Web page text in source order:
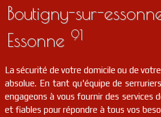
serrurier 91 Le plessis-pâté FR 91220
91 Palaiseau
Boutigny-sur-
Essonne 91
La sécurité de votre domicile ou de
absolue. En tant qu'équipe de
engageons à vous fournir des services
et fiables pour répondre à tous vos